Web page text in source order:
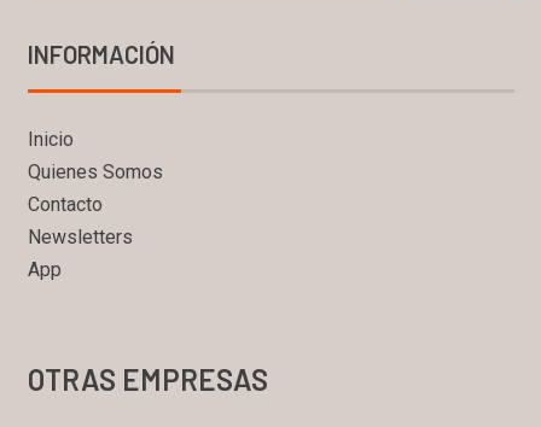
INFORMACIÓN
Inicio
Quienes Somos
Contacto
Newsletters
App
OTRAS EMPRESAS